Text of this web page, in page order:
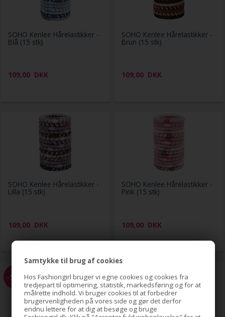
Samtykke til brug af cookies
Hos Fashiongirl bruger vi egne cookies og cookies fra
tredjepart til optimering, statistik, markedsføring og for at
målrette indhold. Vi bruger cookies til at forbedrer
brugervenligheden på vores side og gør det derfor
endnu lettere for at dig at besøge og bruge
SOHO Kenlee Hårelastikker -
Blå (15 stk)
109,00 DKK
SOHO Kenlee Hårelastikker -
Brun (15 stk)
109,00 DKK
SOHO Kenlee Hårelastikker -
Lilla (15 stk)
109,00 DKK
SOHO Kenlee Hårelastikker -
Pink (15 stk)
109,00 DKK
-51% -51%